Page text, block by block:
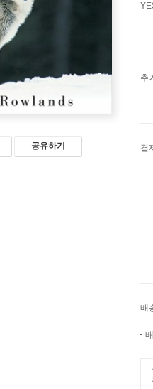
공유하기
추
결
배